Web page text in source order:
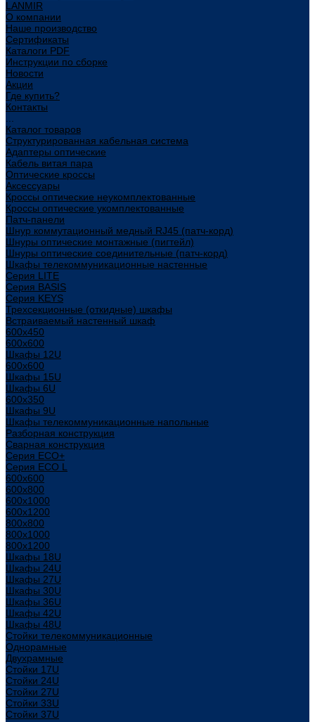
LANMIR
О компании
Наше производство
Сертификаты
Каталоги PDF
Инструкции по сборке
Новости
Акции
Где купить?
Контакты
Каталог товаров
Структурированная кабельная система
Адаптеры оптические
Кабель витая пара
Оптические кроссы
Аксессуары
Кроссы оптические неукомплектованные
Кроссы оптические укомплектованные
Патч-панели
Шнур коммутационный медный RJ45 (патч-корд)
Шнуры оптические монтажные (пигтейл)
Шнуры оптические соединительные (патч-корд)
Шкафы телекоммуникационные настенные
Cерия LITE
Cерия BASIS
Cерия KEYS
Трехсекционные (откидные) шкафы
Встраиваемый настенный шкаф
600x450
600x600
Шкафы 12U
600x600
Шкафы 15U
Шкафы 6U
600x350
Шкафы 9U
Шкафы телекоммуникационные напольные
Разборная конструкция
Сварная конструкция
Серия ECO+
Серия ECO L
600x600
600x800
600х1000
600х1200
800x800
800х1000
800х1200
Шкафы 18U
Шкафы 24U
Шкафы 27U
Шкафы 30U
Шкафы 36U
Шкафы 42U
Шкафы 48U
Стойки телекоммуникационные
Однорамные
Двухрамные
Стойки 17U
Стойки 24U
Стойки 27U
Стойки 33U
Стойки 37U